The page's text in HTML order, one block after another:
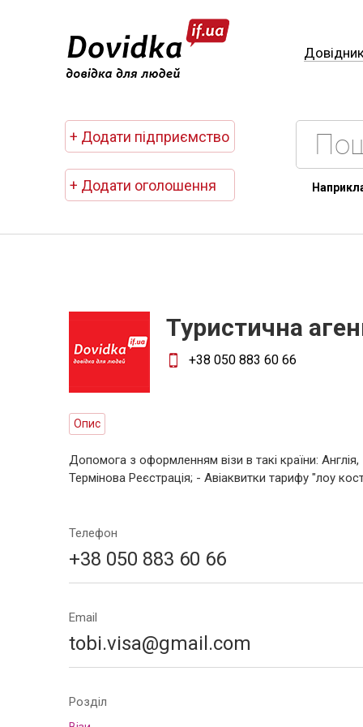
+ Додати підприємство
+ Додати оголошення
Туристична
+38 050 883 60 66
Опис
Допомога з оформленням візи в такі країни:
Термінова Реєстрація; - Авіаквитки тарифу "лоу
Телефон
+38 050 883 60 66
Email
tobi.visa@gmail.com
Розділ